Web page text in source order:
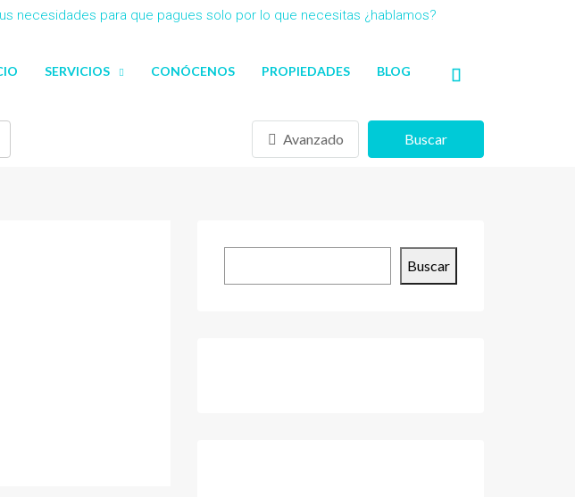
necesidades para que pagues solo por lo que necesitas ¿hablamos?
SERVICIOS CONÓCENOS PROPIEDADES BLOG
Avanzado Buscar
Buscar